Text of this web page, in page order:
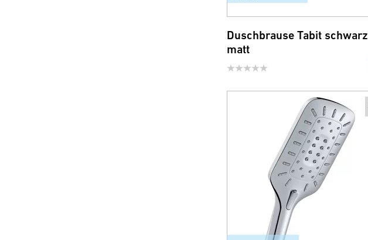
Duschbrause Tabit schwarz
matt